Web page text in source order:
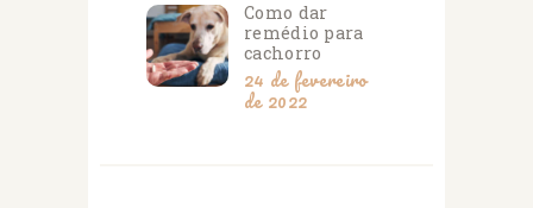
Como dar
remédio para
cachorro
24 de fevereiro
de 2022